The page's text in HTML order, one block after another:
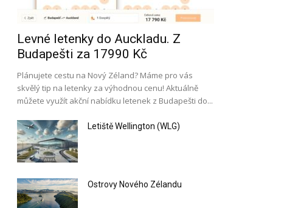
Levné letenky do Auckladu. Z
Budapešti za 17990 Kč
Plánujete cestu na Nový Zéland? Máme pro vás
skvělý tip na letenky za výhodnou cenu! Aktuálně
můžete využít akční nabídku letenek z Budapešti do...
Letiště Wellington (WLG)
Ostrovy Nového Zélandu